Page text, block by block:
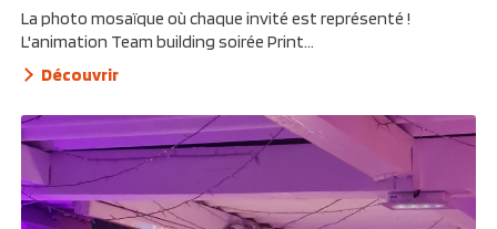
La photo mosaïque où chaque invité est représenté !
L'animation Team building soirée Print...
Découvrir